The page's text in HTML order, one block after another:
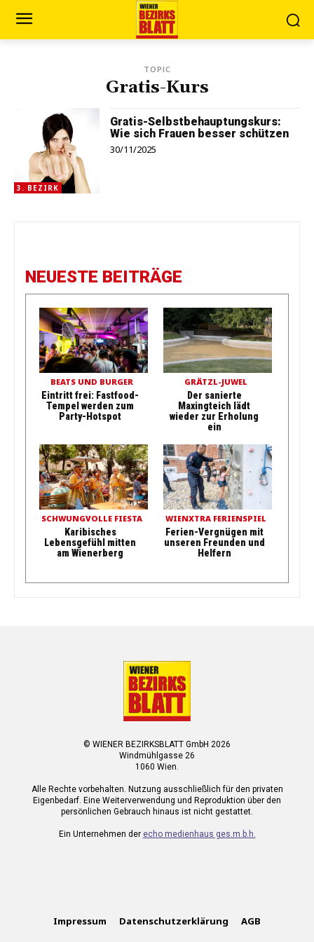
TOPIC
Gratis-Kurs
3. BEZIRK
Gratis-Selbstbehauptungskurs:
Wie sich Frauen besser schützen
30/11/2025
NEUESTE BEITRÄGE
BEATS UND BURGER
Eintritt frei: Fastfood-
Tempel werden zum
Party-Hotspot
GRÄTZL-JUWEL
Der sanierte
Maxingteich lädt
wieder zur Erholung
ein
SCHWUNGVOLLE FIESTA
Karibisches
Lebensgefühl mitten
am Wienerberg
WIENXTRA FERIENSPIEL
Ferien-Vergnügen mit
unseren Freunden und
Helfern
© WIENER BEZIRKSBLATT GmbH 2026
Windmühlgasse 26
1060 Wien.
Alle Rechte vorbehalten. Nutzung ausschließlich für den privaten
Eigenbedarf. Eine Weiterverwendung und Reproduktion über den
persönlichen Gebrauch hinaus ist nicht gestattet.
Ein Unternehmen der echo medienhaus ges.m.b.h.
Impressum Datenschutzerklärung AGB